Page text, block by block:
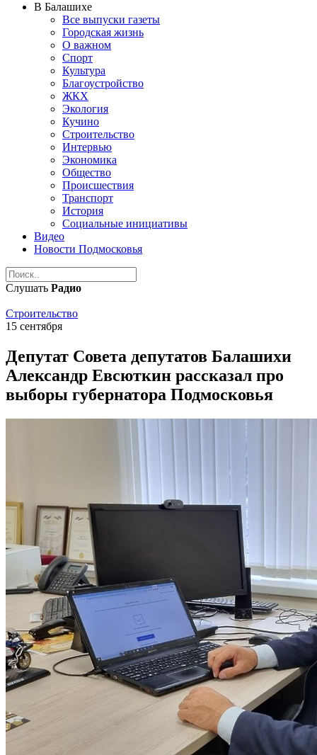
В Балашихе
Все выпуски газеты
Городская жизнь
О важном
Спорт
Культура
Благоустройство
ЖКХ
Экология
Кучино
Строительство
Интервью
Экономика
Общество
Происшествия
Транспорт
История
Социальные инициативы
Видео
Новости Подмосковья
Слушать Радио
Строительство
15 сентября
Депутат Совета депутатов Балашихи
Александр Евсюткин рассказал про
выборы губернатора Подмосковья